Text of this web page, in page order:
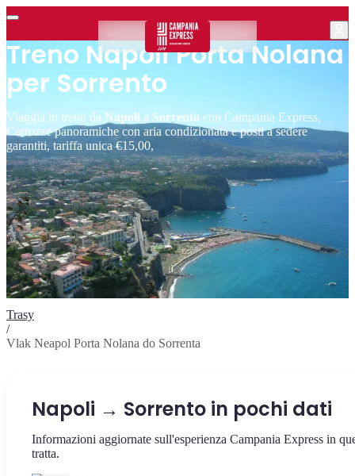
Treno Napoli Porta Nolana
per Sorrento
Viaggia in treno da Napoli a Sorrento con Campania Express,
Carrozze panoramiche con aria condizionata e posti a sedere
garantiti, tariffa unica €15,00,
Trasy
/
Vlak Neapol Porta Nolana do Sorrenta
Napoli → Sorrento in pochi dati
Informazioni aggiornate sull'esperienza Campania Express in
tratta.